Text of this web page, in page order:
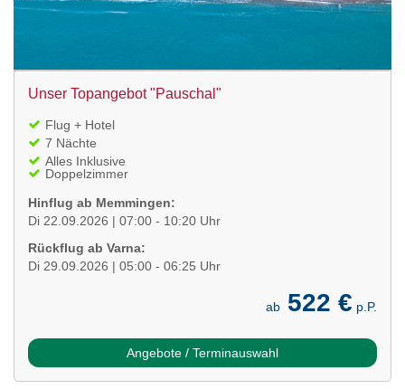
Unser Topangebot "Pauschal"
Flug + Hotel
7 Nächte
Alles Inklusive
Doppelzimmer
Hinflug ab Memmingen:
Di 22.09.2026 | 07:00 - 10:20 Uhr
Rückflug ab Varna:
Di 29.09.2026 | 05:00 - 06:25 Uhr
ab 522 € p.P.
Angebote / Terminauswahl